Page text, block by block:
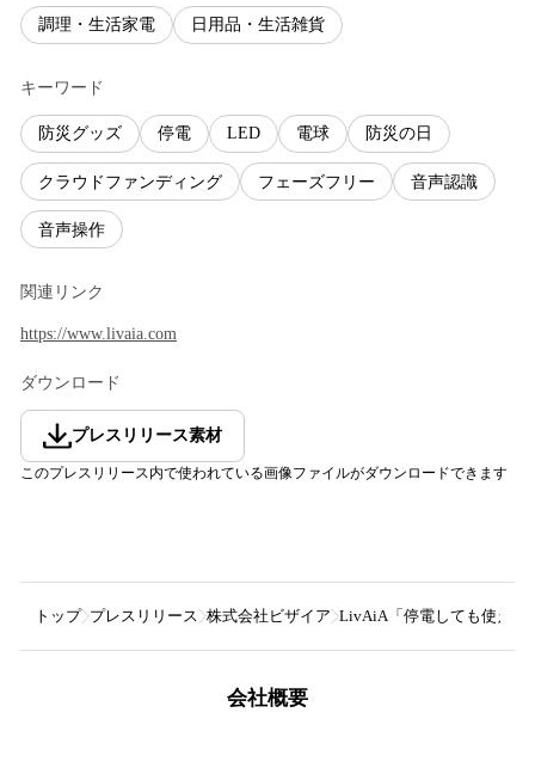
調理・生活家電 日用品・生活雑貨
キーワード
防災グッズ 停電 LED 電球 防災の日
クラウドファンディング フェーズフリー 音声認識
音声操作
関連リンク
https://www.livaia.com
ダウンロード
プレスリリース素材
このプレスリリース内で使われている画像ファイルがダウンロードできます
トップ プレスリリース 株式会社ビザイア LivAiA「停電しても使える
会社概要